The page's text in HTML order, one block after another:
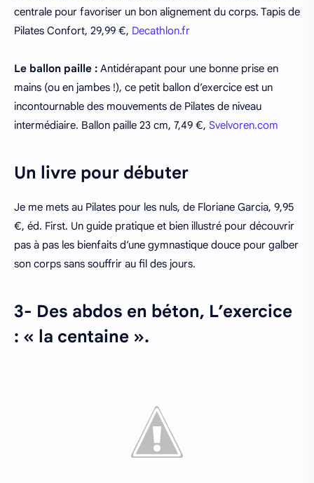
centrale pour favoriser un bon alignement du corps. Tapis de
Pilates Confort, 29,99 €, Decathlon.fr
Le ballon paille : Antidérapant pour une bonne prise en
mains (ou en jambes !), ce petit ballon d’exercice est un
incontournable des mouvements de Pilates de niveau
intermédiaire. Ballon paille 23 cm, 7,49 €, Svelvoren.com
Un livre pour débuter
Je me mets au Pilates pour les nuls, de Floriane Garcia, 9,95
€, éd. First. Un guide pratique et bien illustré pour découvrir
pas à pas les bienfaits d’une gymnastique douce pour galber
son corps sans souffrir au fil des jours.
3- Des abdos en béton, L’exercice
: « la centaine ».